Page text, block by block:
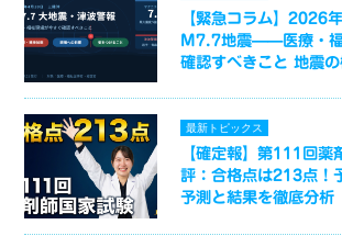
【緊急コラム】2026
M7.7地震——医療・福
確認すべきこと 地震
最新トピックス
【確定報】第111回薬
評：合格点は213点！
予測と結果を徹底分析